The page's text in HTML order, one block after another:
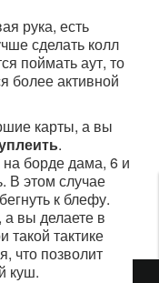
рука, есть
сделать колл
поймать аут, то
более активной
карты, а вы
.
борде дама, 6 и
В этом случае
к блефу.
вы делаете в
такой тактике
что позволит
куш.